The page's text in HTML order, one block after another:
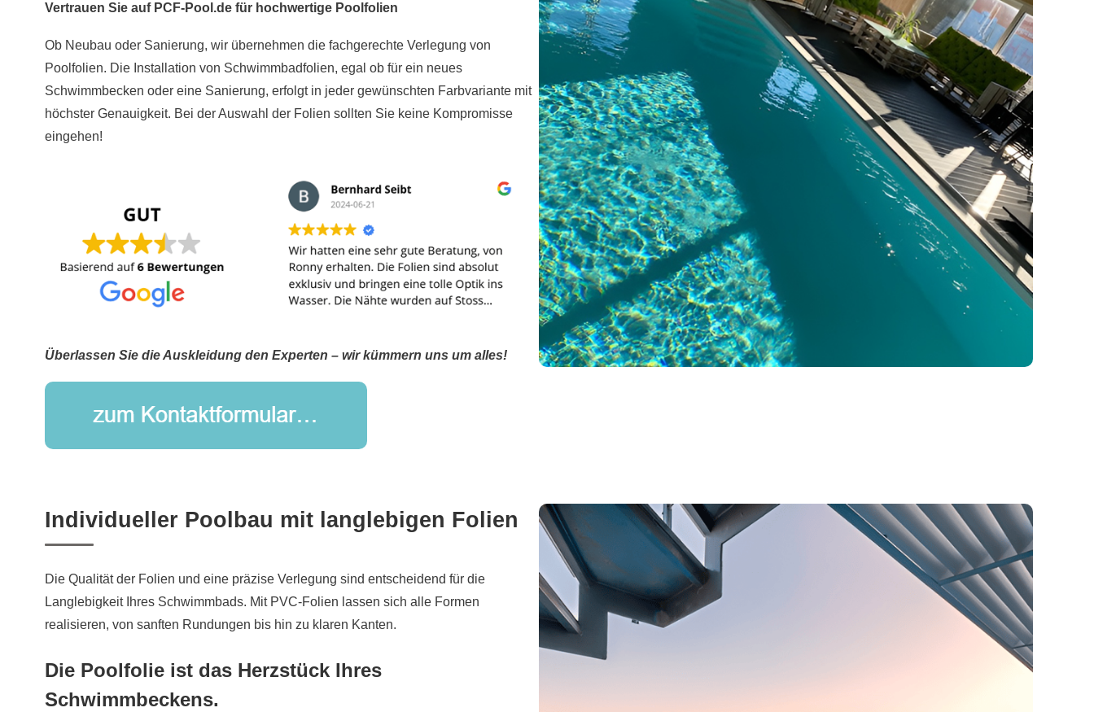
Vertrauen Sie auf PCF-Pool.de für hochwertige Poolfolien
Ob Neubau oder Sanierung, wir übernehmen die fachgerechte Verlegung von
Poolfolien. Die Installation von Schwimmbadfolien, egal ob für ein neues
Schwimmbecken oder eine Sanierung, erfolgt in jeder gewünschten Farbvariante mit
höchster Genauigkeit. Bei der Auswahl der Folien sollten Sie keine Kompromisse
eingehen!
Überlassen Sie die Auskleidung den Experten – wir kümmern uns um alles!
Individueller Poolbau mit langlebigen Folien
Die Qualität der Folien und eine präzise Verlegung sind entscheidend für die
Langlebigkeit Ihres Schwimmbads. Mit PVC-Folien lassen sich alle Formen
realisieren, von sanften Rundungen bis hin zu klaren Kanten.
Die Poolfolie ist das Herzstück Ihres
Schwimmbeckens.